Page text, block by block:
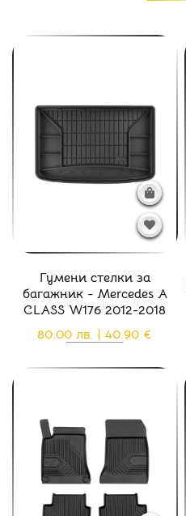
Гумени стелки за
багажник - Mercedes A
CLASS W176 2012-2018
80.00 лв. | 40.90 €